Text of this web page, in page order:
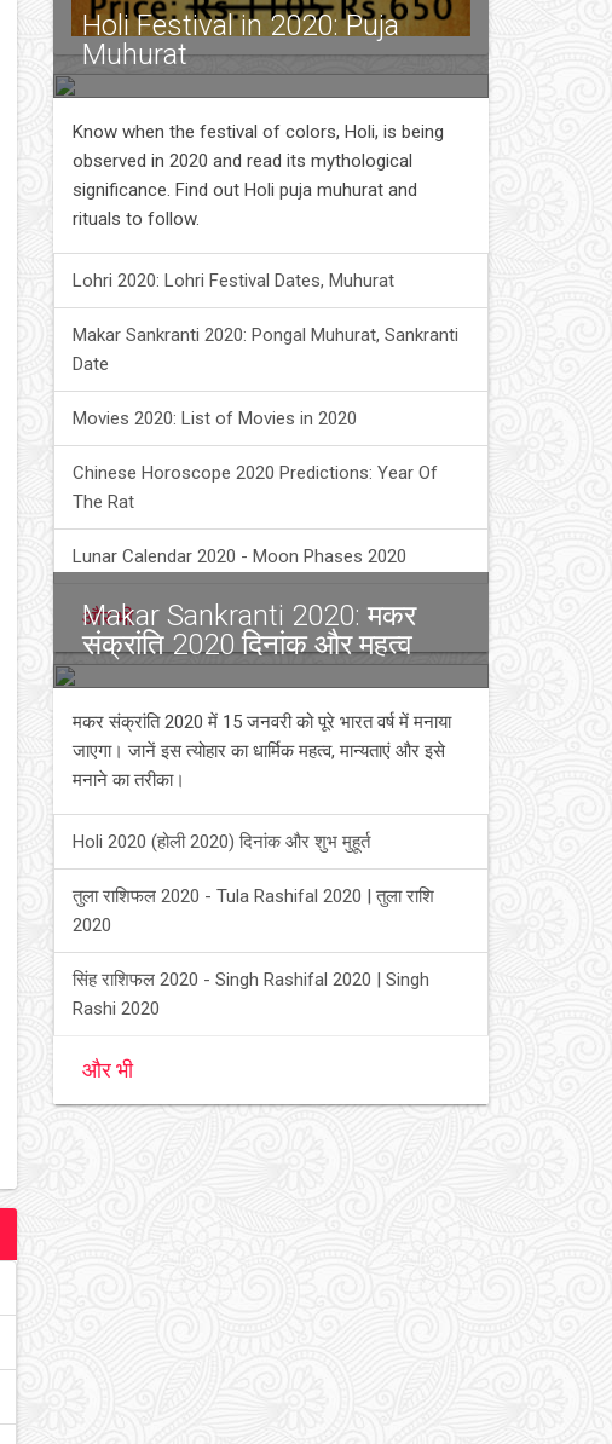
Holi Festival in 2020: Puja
Muhurat
Know when the festival of colors, Holi, is being
observed in 2020 and read its mythological
significance. Find out Holi puja muhurat and
rituals to follow.
Lohri 2020: Lohri Festival Dates, Muhurat
Makar Sankranti 2020: Pongal Muhurat, Sankranti
Date
Movies 2020: List of Movies in 2020
Chinese Horoscope 2020 Predictions: Year Of
The Rat
Lunar Calendar 2020 - Moon Phases 2020
और भी
Makar Sankranti 2020: मकर
संक्रांति 2020 दिनांक और महत्व
मकर संक्रांति 2020 में 15 जनवरी को पूरे भारत वर्ष में मनाया
जाएगा। जानें इस त्योहार का धार्मिक महत्व, मान्यताएं और इसे
मनाने का तरीका।
Holi 2020 (होली 2020) दिनांक और शुभ मुहूर्त
तुला राशिफल 2020 - Tula Rashifal 2020 | तुला राशि
2020
सिंह राशिफल 2020 - Singh Rashifal 2020 | Singh
Rashi 2020
और भी